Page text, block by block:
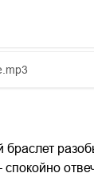
браслет
спокойно